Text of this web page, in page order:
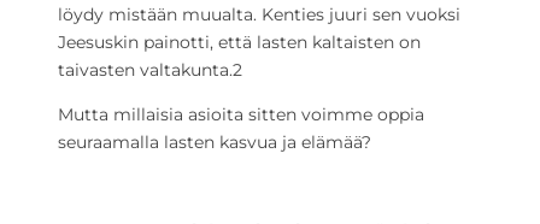
löydy mistään muualta. Kenties juuri sen vuoksi
Jeesuskin painotti, että lasten kaltaisten on
taivasten valtakunta.2
Mutta millaisia asioita sitten voimme oppia
seuraamalla lasten kasvua ja elämää?